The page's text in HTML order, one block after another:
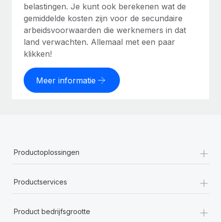
belastingen. Je kunt ook berekenen wat de
gemiddelde kosten zijn voor de secundaire
arbeidsvoorwaarden die werknemers in dat
land verwachten. Allemaal met een paar
klikken!
Meer informatie
Productoplossingen +
Productservices +
Product bedrijfsgrootte +